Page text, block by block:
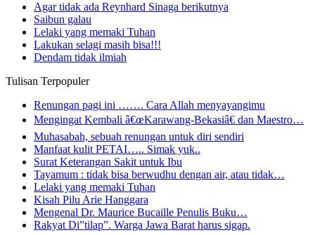
Agar tidak ada Reynhard Sinaga berikutnya
Saibun galau
Lelaki yang memaki Tuhan
Lakukan selagi masih bisa!!!
Dendam tidak ilmiah
Tulisan Terpopuler
Renungan pagi ini ……. Cara Allah menyayangimu
Mengingat Kembali â€œKarawang-Bekasiâ€ dan Maestro…
Muhasabah, sebuah renungan untuk diri sendiri
Manfaat kulit PETAI….. Simak yuk..
Surat Keterangan Sakit untuk Ibu
Tayamum : tidak bisa berwudhu dengan air, atau tidak…
Lelaki yang memaki Tuhan
Kisah Pilu Arie Hanggara
Mengenal Dr. Maurice Bucaille Penulis Buku…
Rakyat Di”tilap”. Warga Jawa Barat harus sigap.